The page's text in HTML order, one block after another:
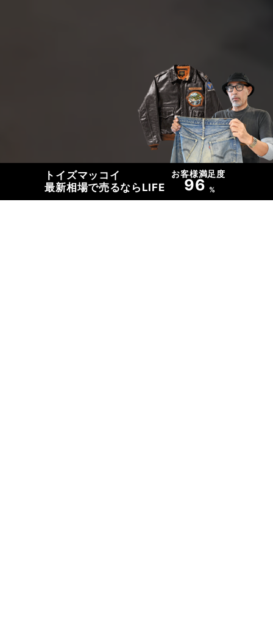
トイズマッコイ
最新相場で売るならLIFE
お客様満足度
96 %